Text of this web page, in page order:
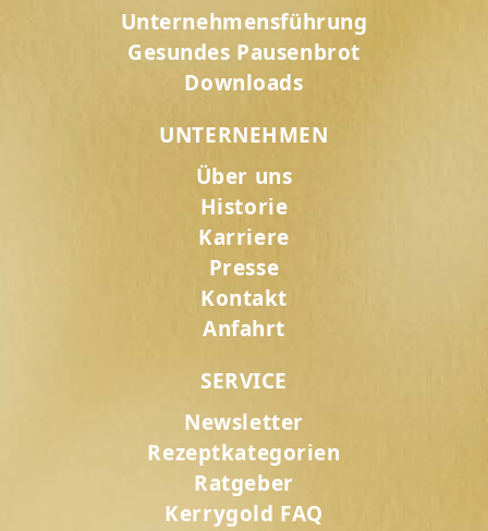
Unternehmensführung
Gesundes Pausenbrot
Downloads
UNTERNEHMEN
Über uns
Historie
Karriere
Presse
Kontakt
Anfahrt
SERVICE
Newsletter
Rezeptkategorien
Ratgeber
Kerrygold FAQ